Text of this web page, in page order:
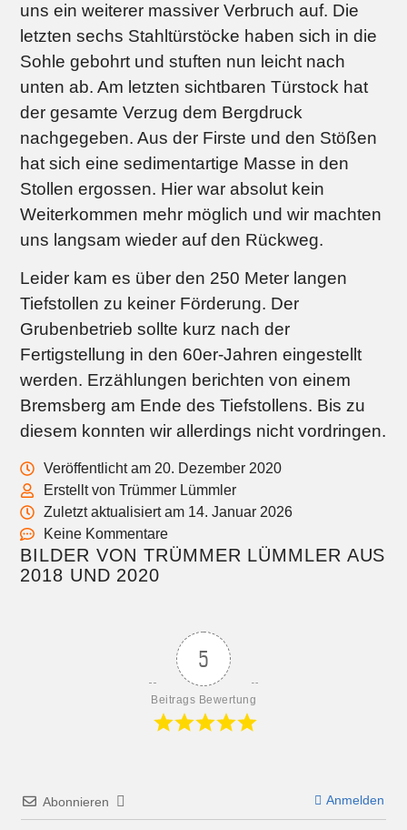
uns ein weiterer massiver Verbruch auf. Die
letzten sechs Stahltürstöcke haben sich in die
Sohle gebohrt und stuften nun leicht nach
unten ab. Am letzten sichtbaren Türstock hat
der gesamte Verzug dem Bergdruck
nachgegeben. Aus der Firste und den Stößen
hat sich eine sedimentartige Masse in den
Stollen ergossen. Hier war absolut kein
Weiterkommen mehr möglich und wir machten
uns langsam wieder auf den Rückweg.
Leider kam es über den 250 Meter langen
Tiefstollen zu keiner Förderung. Der
Grubenbetrieb sollte kurz nach der
Fertigstellung in den 60er-Jahren eingestellt
werden. Erzählungen berichten von einem
Bremsberg am Ende des Tiefstollens. Bis zu
diesem konnten wir allerdings nicht vordringen.
Veröffentlicht am 20. Dezember 2020
Erstellt von Trümmer Lümmler
Zuletzt aktualisiert am 14. Januar 2026
Keine Kommentare
BILDER VON TRÜMMER LÜMMLER AUS
2018 UND 2020
5
Beitrags Bewertung
Abonnieren Anmelden